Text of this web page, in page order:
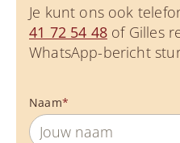
Je kunt ons ook
41 72 54 48of Gilles
WhatsApp-bericht
Naam*